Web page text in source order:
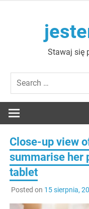
Stawaj się
Close-up view
summarise her
tablet
Posted on 15 sierpnia,